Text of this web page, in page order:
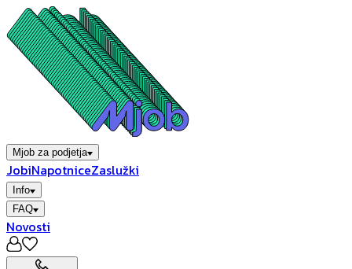
Mjob za podjetja
JobiNapotniceZaslužki
Info
FAQ
Novosti